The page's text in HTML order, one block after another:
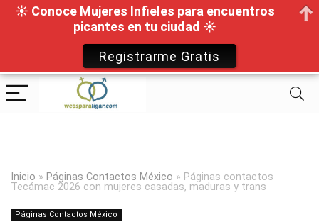
Inicio » Páginas Contactos México » Páginas contactos
Tecámac 2026 con mujeres casadas, maduras y trans
Páginas Contactos México
☀ Conoce Mujeres Infieles para encuentros
picantes en tu ciudad ☀
Registrarme Gratis